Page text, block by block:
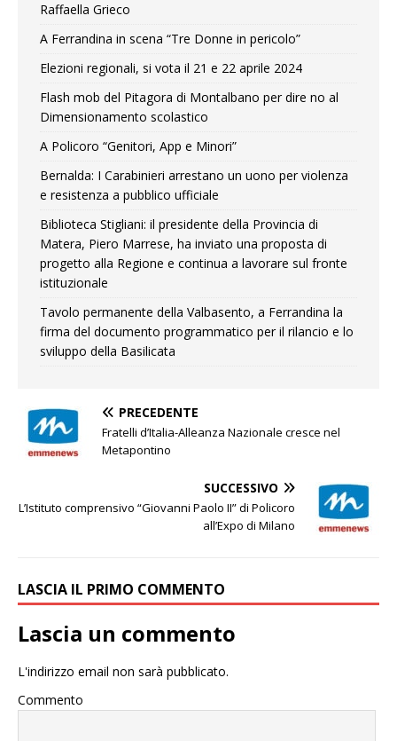
Raffaella Grieco
A Ferrandina in scena “Tre Donne in pericolo”
Elezioni regionali, si vota il 21 e 22 aprile 2024
Flash mob del Pitagora di Montalbano per dire no al
Dimensionamento scolastico
A Policoro “Genitori, App e Minori”
Bernalda: I Carabinieri arrestano un uono per violenza
e resistenza a pubblico ufficiale
Biblioteca Stigliani: il presidente della Provincia di
Matera, Piero Marrese, ha inviato una proposta di
progetto alla Regione e continua a lavorare sul fronte
istituzionale
Tavolo permanente della Valbasento, a Ferrandina la
firma del documento programmatico per il rilancio e lo
sviluppo della Basilicata
PRECEDENTE
Fratelli d’Italia-Alleanza Nazionale cresce nel
Metapontino
SUCCESSIVO
L’Istituto comprensivo “Giovanni Paolo II” di Policoro
all’Expo di Milano
LASCIA IL PRIMO COMMENTO
Lascia un commento
L'indirizzo email non sarà pubblicato.
Commento